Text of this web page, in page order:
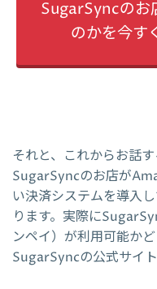
SugarSyncのお
のかを今す
それと、これからお話
SugarSyncのお店が
い決済システムを導入
ります。実際に
ンペイ）が利用可能か
SugarSyncの公式サイ